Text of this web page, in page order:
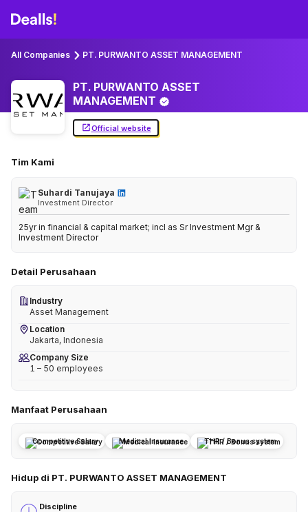
All Companies PT. PURWANTO ASSET MANAGEMENT
PT. PURWANTO ASSET
MANAGEMENT
Official website
Tim Kami
Suhardi Tanujaya
Investment Director
25yr in financial & capital market; incl as Sr Investment Mgr &
Investment Director
Detail Perusahaan
Industry
Asset Management
Location
Jakarta, Indonesia
Company Size
1 – 50 employees
Manfaat Perusahaan
Competitive Salary Medical Insurance THR / Bonus system
Hidup di PT. PURWANTO ASSET MANAGEMENT
Discipline